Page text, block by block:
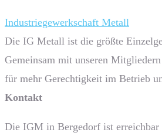
Industriegewerkschaft Metall
Die IG Metall ist die größte
Gemeinsam mit unseren
für mehr Gerechtigkeit im Betrieb
Kontakt
Die IGM in Bergedorf ist erreichbar